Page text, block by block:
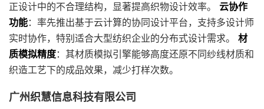
正设计中的不合理结构，显著提高织物设计效率。 云协作
功能：率先推出基于云计算的协同设计平台，支持多设计师
实时协作，特别适合大型纺织企业的分布式设计需求。 材
质模拟精度：其材质模拟引擎能够高度还原不同纱线材质和
织造工艺下的成品效果，减少打样次数。
广州织慧信息科技有限公司